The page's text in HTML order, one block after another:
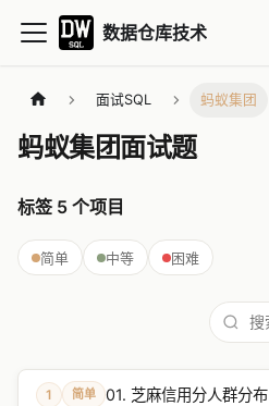
数据仓库技术
面试SQL 蚂蚁集团
蚂蚁集团面试题
标签 5 个项目
简单 中等 困难
1 简单 01. 芝麻信用分人群分布